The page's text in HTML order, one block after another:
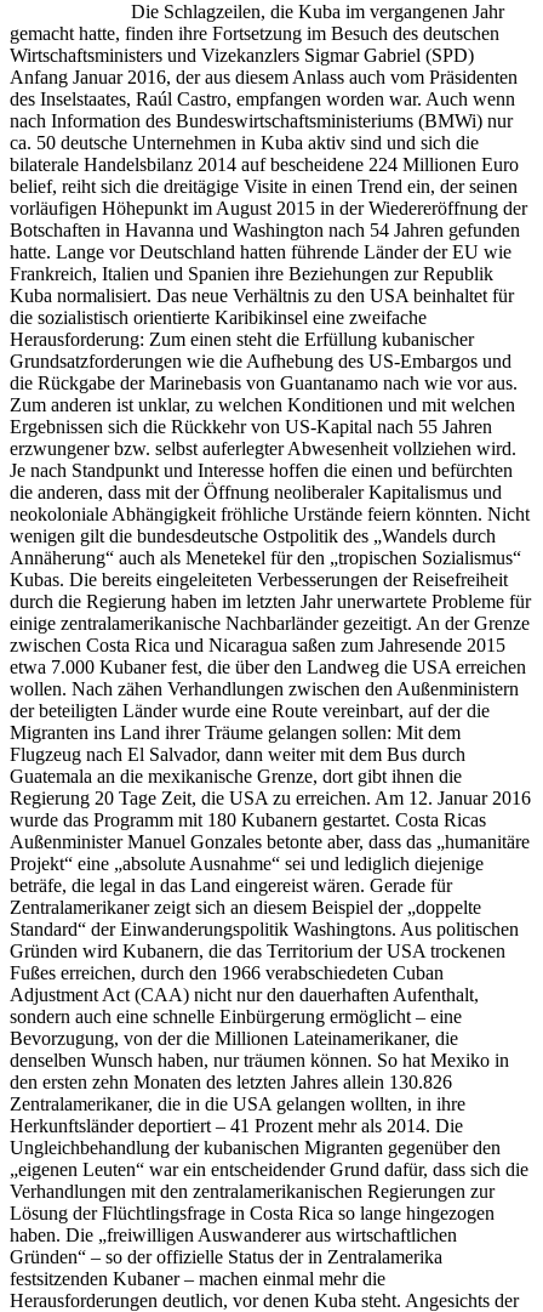
Die Schlagzeilen, die Kuba im vergangenen Jahr
gemacht hatte, finden ihre Fortsetzung im Besuch des deutschen
Wirtschaftsministers und Vizekanzlers Sigmar Gabriel (SPD)
Anfang Januar 2016, der aus diesem Anlass auch vom Präsidenten
des Inselstaates, Raúl Castro, empfangen worden war. Auch wenn
nach Information des Bundeswirtschaftsministeriums (BMWi) nur
ca. 50 deutsche Unternehmen in Kuba aktiv sind und sich die
bilaterale Handelsbilanz 2014 auf bescheidene 224 Millionen Euro
belief, reiht sich die dreitägige Visite in einen Trend ein, der seinen
vorläufigen Höhepunkt im August 2015 in der Wiedereröffnung der
Botschaften in Havanna und Washington nach 54 Jahren gefunden
hatte. Lange vor Deutschland hatten führende Länder der EU wie
Frankreich, Italien und Spanien ihre Beziehungen zur Republik
Kuba normalisiert. Das neue Verhältnis zu den USA beinhaltet für
die sozialistisch orientierte Karibikinsel eine zweifache
Herausforderung: Zum einen steht die Erfüllung kubanischer
Grundsatzforderungen wie die Aufhebung des US-Embargos und
die Rückgabe der Marinebasis von Guantanamo nach wie vor aus.
Zum anderen ist unklar, zu welchen Konditionen und mit welchen
Ergebnissen sich die Rückkehr von US-Kapital nach 55 Jahren
erzwungener bzw. selbst auferlegter Abwesenheit vollziehen wird.
Je nach Standpunkt und Interesse hoffen die einen und befürchten
die anderen, dass mit der Öffnung neoliberaler Kapitalismus und
neokoloniale Abhängigkeit fröhliche Urstände feiern könnten. Nicht
wenigen gilt die bundesdeutsche Ostpolitik des „Wandels durch
Annäherung“ auch als Menetekel für den „tropischen Sozialismus“
Kubas. Die bereits eingeleiteten Verbesserungen der Reisefreiheit
durch die Regierung haben im letzten Jahr unerwartete Probleme für
einige zentralamerikanische Nachbarländer gezeitigt. An der Grenze
zwischen Costa Rica und Nicaragua saßen zum Jahresende 2015
etwa 7.000 Kubaner fest, die über den Landweg die USA erreichen
wollen. Nach zähen Verhandlungen zwischen den Außenministern
der beteiligten Länder wurde eine Route vereinbart, auf der die
Migranten ins Land ihrer Träume gelangen sollen: Mit dem
Flugzeug nach El Salvador, dann weiter mit dem Bus durch
Guatemala an die mexikanische Grenze, dort gibt ihnen die
Regierung 20 Tage Zeit, die USA zu erreichen. Am 12. Januar 2016
wurde das Programm mit 180 Kubanern gestartet. Costa Ricas
Außenminister Manuel Gonzales betonte aber, dass das „humanitäre
Projekt“ eine „absolute Ausnahme“ sei und lediglich diejenige
beträfe, die legal in das Land eingereist wären. Gerade für
Zentralamerikaner zeigt sich an diesem Beispiel der „doppelte
Standard“ der Einwanderungspolitik Washingtons. Aus politischen
Gründen wird Kubanern, die das Territorium der USA trockenen
Fußes erreichen, durch den 1966 verabschiedeten Cuban
Adjustment Act (CAA) nicht nur den dauerhaften Aufenthalt,
sondern auch eine schnelle Einbürgerung ermöglicht – eine
Bevorzugung, von der die Millionen Lateinamerikaner, die
denselben Wunsch haben, nur träumen können. So hat Mexiko in
den ersten zehn Monaten des letzten Jahres allein 130.826
Zentralamerikaner, die in die USA gelangen wollten, in ihre
Herkunftsländer deportiert – 41 Prozent mehr als 2014. Die
Ungleichbehandlung der kubanischen Migranten gegenüber den
„eigenen Leuten“ war ein entscheidender Grund dafür, dass sich die
Verhandlungen mit den zentralamerikanischen Regierungen zur
Lösung der Flüchtlingsfrage in Costa Rica so lange hingezogen
haben. Die „freiwilligen Auswanderer aus wirtschaftlichen
Gründen“ – so der offizielle Status der in Zentralamerika
festsitzenden Kubaner – machen einmal mehr die
Herausforderungen deutlich, vor denen Kuba steht. Angesichts der